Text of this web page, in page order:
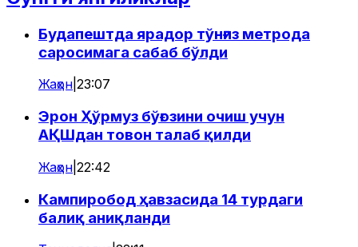
Будапештда ярадор тўнғиз метрода
саросимага сабаб бўлди
Жаҳон 23:07
Эрон Ҳўрмуз бўғозини очиш учун
АҚШдан товон талаб қилди
Жаҳон 22:42
Кампиробод ҳавзасида 14 турдаги
балиқ аниқланди